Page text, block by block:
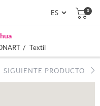
0
/ Textil
SIGUIENTE PRODUCTO